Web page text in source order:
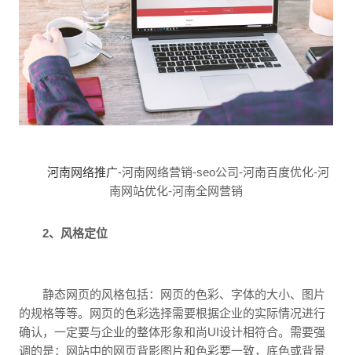
河南网络推广-河南网络营销-seo公司-河南百度优化-河
南网站优化-河南全网营销
2、风格定位
静态网页的风格包括：网页的色彩、字体的大小、图片
的规格等等。网页的色彩选择需要根据企业的实际情况进行
确认，一定要与企业的整体形象和尚UI设计相符合。需要强
调的是：网站中的网页背影图片和色彩要一致，底色或背景